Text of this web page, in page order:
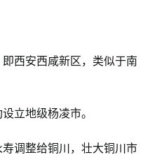
西安西咸新区，类似于南
立地级杨凌市。
调整给铜川，壮大铜川市